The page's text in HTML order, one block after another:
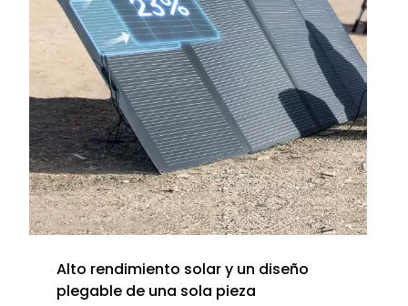
Alto rendimiento solar y un diseño
plegable de una sola pieza